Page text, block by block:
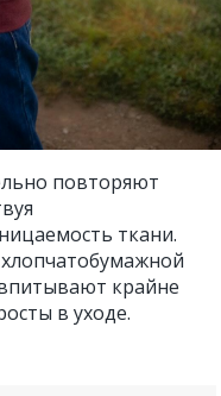
повторяют
ткани.
крайне
в уходе.